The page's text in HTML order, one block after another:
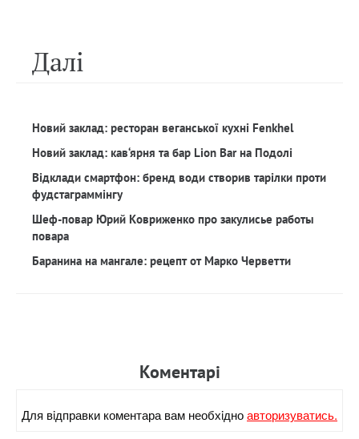
Далi
Новий заклад: ресторан веганської кухні Fenkhel
Новий заклад: кав‘ярня та бар Lion Bar на Подолі
Відклади смартфон: бренд води створив тарілки проти
фудстаграммінгу
Шеф-повар Юрий Ковриженко про закулисье работы
повара
Баранина на мангале: рецепт от Марко Черветти
Коментарi
Для вiдправки коментара вам необхiдноавторизуватись.